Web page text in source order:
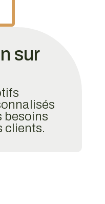
sur
besoins
clients.